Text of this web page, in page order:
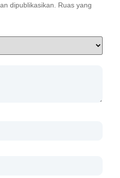
dipublikasikan. Ruas yang